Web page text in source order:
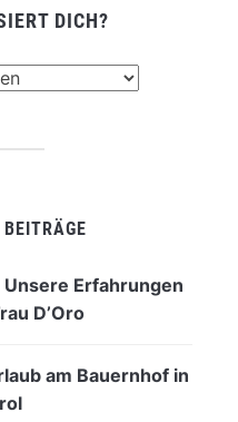
DICH?
Erfahrungen
D’Oro
am Bauernhof in